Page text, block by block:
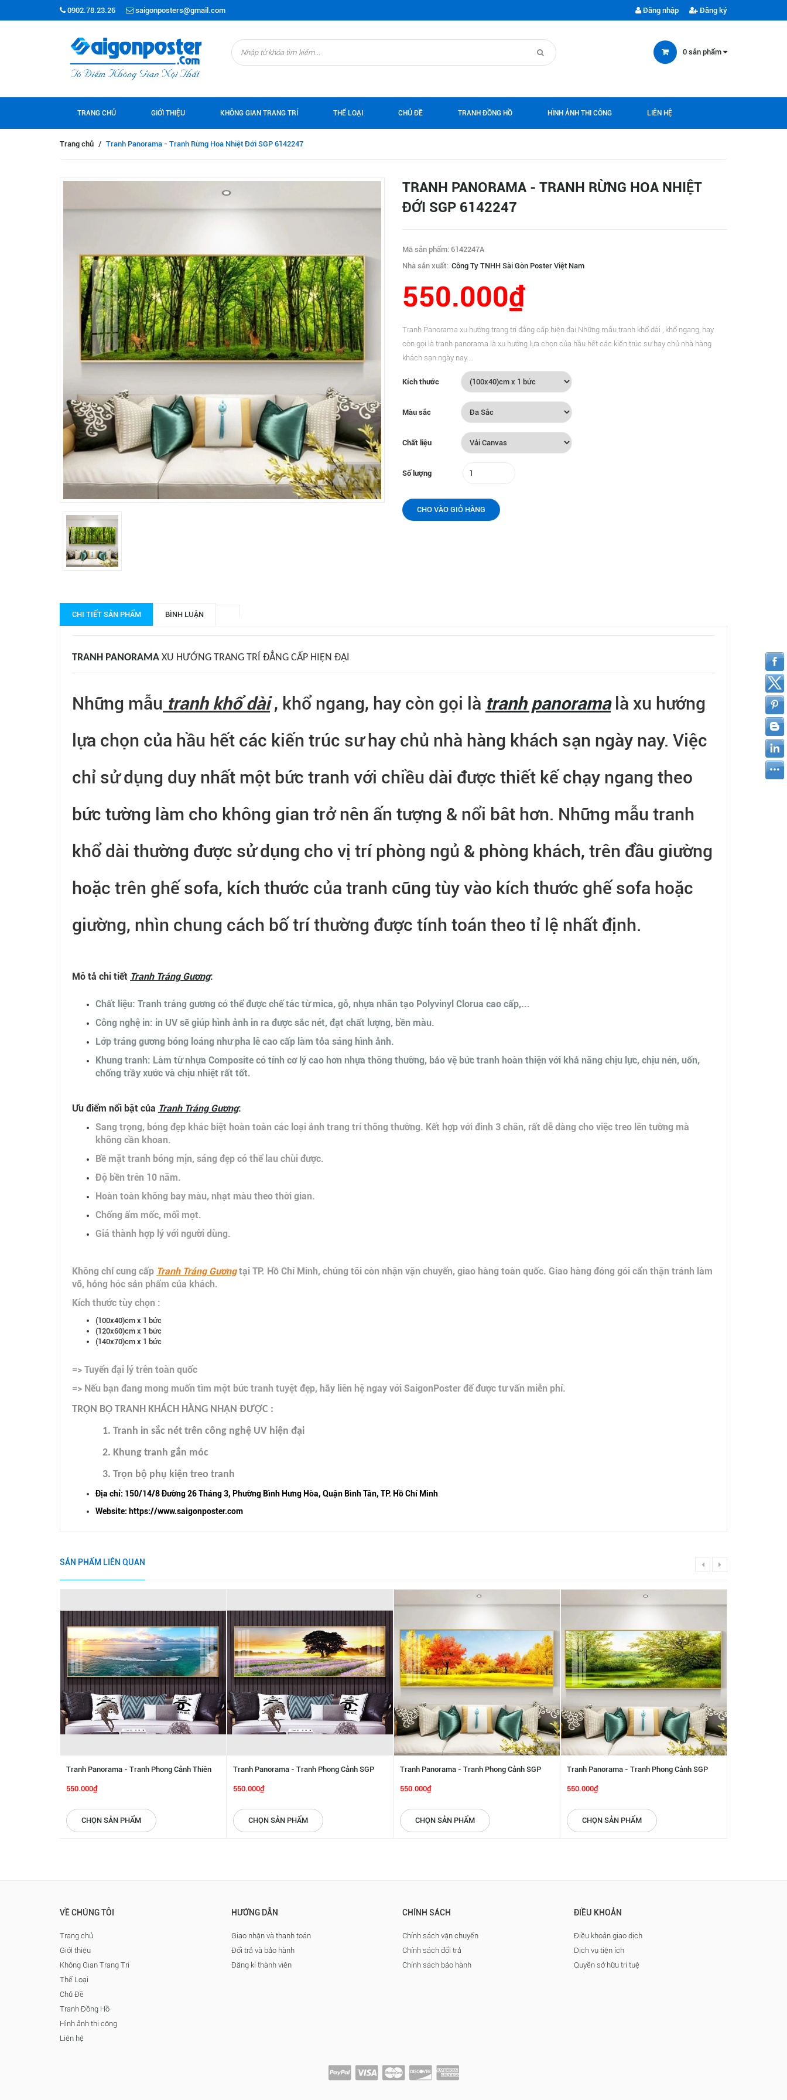
0902.78.23.26 saigonposters@gmail.com Đăng nhập Đăng ký
0 sản phẩm
TRANG CHỦ GIỚI THIỆU KHÔNG GIAN TRANG TRÍ THỂ LOẠI CHỦ ĐỀ TRANH ĐỒNG HỒ HÌNH ẢNH THI CÔNG LIÊN HỆ
Trang chủ / Tranh Panorama - Tranh Rừng Hoa Nhiệt Đới SGP 6142247
TRANH PANORAMA - TRANH RỪNG HOA NHIỆT
ĐỚI SGP 6142247
Mã sản phẩm: 6142247A
Nhà sản xuất: Công Ty TNHH Sài Gòn Poster Việt Nam
550.000₫
Tranh Panorama xu hướng trang trí đẳng cấp hiện đại Những mẫu tranh khổ dài , khổ ngang, hay
còn gọi là tranh panorama là xu hướng lựa chọn của hầu hết các kiến trúc sư hay chủ nhà hàng
khách sạn ngày nay....
Kích thước
Màu sắc
Chất liệu
Số lượng
CHO VÀO GIỎ HÀNG
CHI TIẾT SẢN PHẨM BÌNH LUẬN
TRANH PANORAMA XU HƯỚNG TRANG TRÍ ĐẲNG CẤP HIỆN ĐẠI
Những mẫu tranh khổ dài, khổ ngang, hay còn gọi là tranh panoramalà xu hướng
lựa chọn của hầu hết các kiến trúc sư hay chủ nhà hàng khách sạn ngày nay. Việc
chỉ sử dụng duy nhất một bức tranh với chiều dài được thiết kế chạy ngang theo
bức tường làm cho không gian trở nên ấn tượng & nổi bât hơn. Những mẫu tranh
khổ dài thường được sử dụng cho vị trí phòng ngủ & phòng khách, trên đầu giường
hoặc trên ghế sofa, kích thước của tranh cũng tùy vào kích thước ghế sofa hoặc
giường, nhìn chung cách bố trí thường được tính toán theo tỉ lệ nhất định.
Mô tả chi tiết Tranh Tráng Gương:
Chất liệu: Tranh tráng gương có thể được chế tác từ mica, gỗ, nhựa nhân tạo Polyvinyl Clorua cao cấp,...
Công nghệ in: in UV sẽ giúp hình ảnh in ra được sắc nét, đạt chất lượng, bền màu.
Lớp tráng gương bóng loáng như pha lê cao cấp làm tỏa sáng hình ảnh.
Khung tranh: Làm từ nhựa Composite có tính cơ lý cao hơn nhựa thông thường, bảo vệ bức tranh hoàn thiện với khả năng chịu lực, chịu nén, uốn,
chống trầy xước và chịu nhiệt rất tốt.
Ưu điểm nổi bật của Tranh Tráng Gương:
Sang trọng, bóng đẹp khác biệt hoàn toàn các loại ảnh trang trí thông thường. Kết hợp với đinh 3 chân, rất dễ dàng cho việc treo lên tường mà
không cần khoan.
Bề mặt tranh bóng mịn, sáng đẹp có thể lau chùi được.
Độ bền trên 10 năm.
Hoàn toàn không bay màu, nhạt màu theo thời gian.
Chống ẩm mốc, mối mọt.
Giá thành hợp lý với người dùng.
Không chỉ cung cấp Tranh Tráng Gương tại TP. Hồ Chí Minh, chúng tôi còn nhận vận chuyển, giao hàng toàn quốc. Giao hàng đóng gói cẩn thận tránh làm
vỡ, hỏng hóc sản phẩm của khách.
Kích thước tùy chọn :
(100x40)cm x 1 bức
(120x60)cm x 1 bức
(140x70)cm x 1 bức
=> Tuyển đại lý trên toàn quốc
=> Nếu bạn đang mong muốn tìm một bức tranh tuyệt đẹp, hãy liên hệ ngay với SaigonPoster để được tư vấn miễn phí.
TRỌN BỘ TRANH KHÁCH HÀNG NHẬN ĐƯỢC :
1. Tranh in sắc nét trên công nghệ UV hiện đại
2. Khung tranh gắn móc
3. Trọn bộ phụ kiện treo tranh
Địa chỉ: 150/14/8 Đường 26 Tháng 3, Phường Bình Hưng Hòa, Quận Bình Tân, TP. Hồ Chí Minh
Website: https://www.saigonposter.com
SẢN PHẨM LIÊN QUAN
Tranh Panorama - Tranh Phong Cảnh Thiên
Nhiên SGP 6142294
550.000₫
CHỌN SẢN PHẨM
Tranh Panorama - Tranh Phong Cảnh SGP
6142273
550.000₫
CHỌN SẢN PHẨM
Tranh Panorama - Tranh Phong Cảnh SGP
6142272
550.000₫
CHỌN SẢN PHẨM
Tranh Panorama - Tranh Phong Cảnh SGP
6142271
550.000₫
CHỌN SẢN PHẨM
VỀ CHÚNG TÔI
Trang chủ
Giới thiệu
Không Gian Trang Trí
Thể Loại
Chủ Đề
Tranh Đồng Hồ
Hình ảnh thi công
Liên hệ
HƯỚNG DẪN
Giao nhận và thanh toán
Đổi trả và bảo hành
Đăng kí thành viên
CHÍNH SÁCH
Chính sách vận chuyển
Chính sách đổi trả
Chính sách bảo hành
ĐIỀU KHOẢN
Điều khoản giao dịch
Dịch vụ tiện ích
Quyền sở hữu trí tuệ